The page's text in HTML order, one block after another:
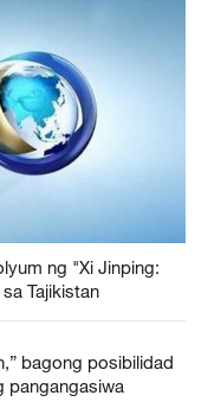
ng "Xi Jinping:
Tajikistan
bagong posibilidad
pangangasiwa